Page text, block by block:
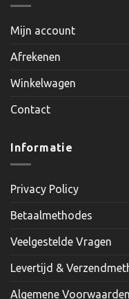
Mijn account
Afrekenen
Winkelwagen
Contact
Informatie
Privacy Policy
Betaalmethodes
Veelgestelde Vragen
Levertijd &
Algemene Voorwaarden